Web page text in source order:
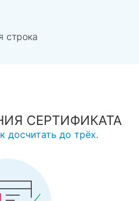
строка
СЕРТИФИКАТА
досчитать до трёх.